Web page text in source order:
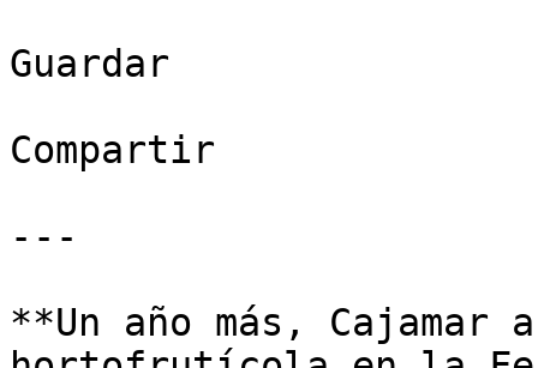
Guardar
Compartir
---
**Un año más, Cajamar